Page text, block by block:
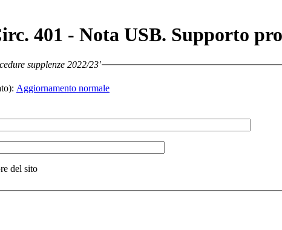
401 - Nota USB. Supporto
supplenze 2022/23'
Aggiornamento normale
del sito